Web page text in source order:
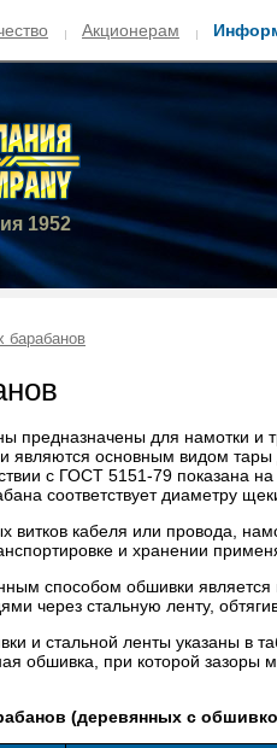
Акционерам
1952
барабанов
предназначены для намотки и
являются основным видом тары
с ГОСТ 5151-79 показана
соответствует диаметру
витков кабеля или провода,
и хранении
способом обшивки
через стальную ленту,
и стальной ленты указаны в
обшивка, при которой зазоры
(деревянных с